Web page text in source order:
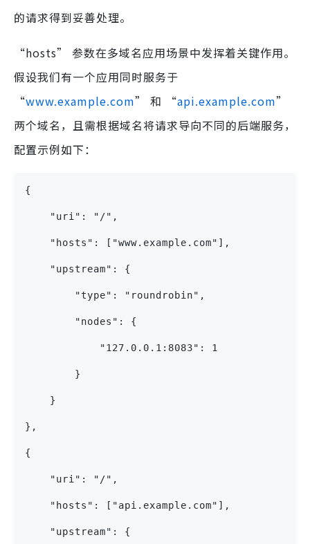
的请求得到妥善处理。
“hosts” 参数在多域名应用场景中发挥着关键作用。
假设我们有一个应用同时服务于
“www.example.com” 和 “api.example.com”
两个域名，且需根据域名将请求导向不同的后端服务，
配置示例如下：
{
    "uri": "/",
    "hosts": ["www.example.com"],
    "upstream": {
        "type": "roundrobin",
        "nodes": {
            "127.0.0.1:8083": 1
        }
    }
},
{
    "uri": "/",
    "hosts": ["api.example.com"],
    "upstream": {